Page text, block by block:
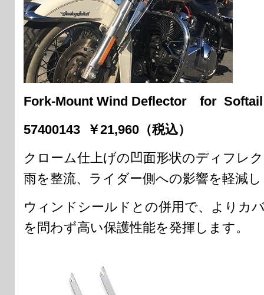
Fork-Mount Wind Deflector for Softail
57400143 ￥21,960（税込）
クローム仕上げの凹面形状のディフレ
雨を整流、ライダー側への影響を軽減
ウィンドシールドとの併用で、よりカ
を問わず高い保護性能を発揮します。